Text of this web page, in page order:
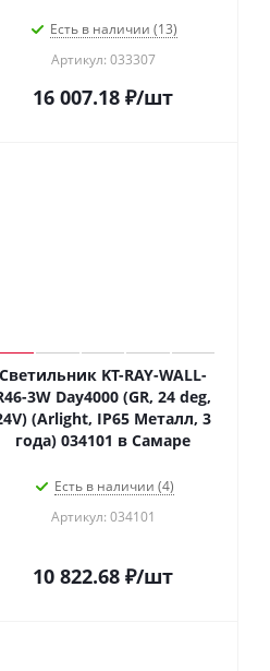
Есть в наличии (13)
Артикул: 033307
16 007.18 ₽/шт
Светильник KT-RAY-WALL-
3W Day4000 (GR, 24 deg,
(Arlight, IP65 Металл, 3
года) 034101 в Самаре
Есть в наличии (4)
Артикул: 034101
10 822.68 ₽/шт